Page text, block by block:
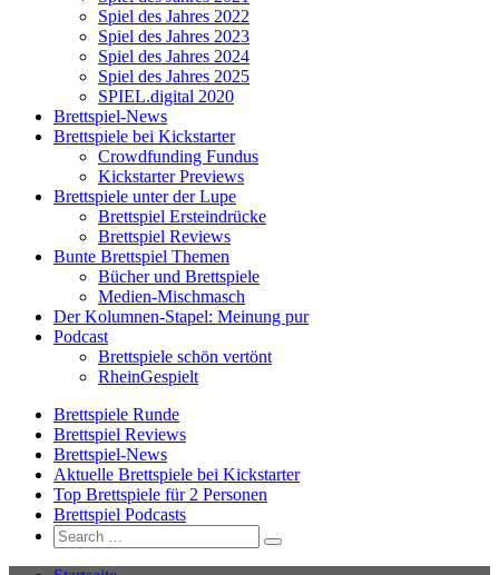
Spiel des Jahres 2022
Spiel des Jahres 2023
Spiel des Jahres 2024
Spiel des Jahres 2025
SPIEL.digital 2020
Brettspiel-News
Brettspiele bei Kickstarter
Crowdfunding Fundus
Kickstarter Previews
Brettspiele unter der Lupe
Brettspiel Ersteindrücke
Brettspiel Reviews
Bunte Brettspiel Themen
Bücher und Brettspiele
Medien-Mischmasch
Der Kolumnen-Stapel: Meinung pur
Podcast
Brettspiele schön vertönt
RheinGespielt
Brettspiele Runde
Brettspiel Reviews
Brettspiel-News
Aktuelle Brettspiele bei Kickstarter
Top Brettspiele für 2 Personen
Brettspiel Podcasts
Search
for:
Search